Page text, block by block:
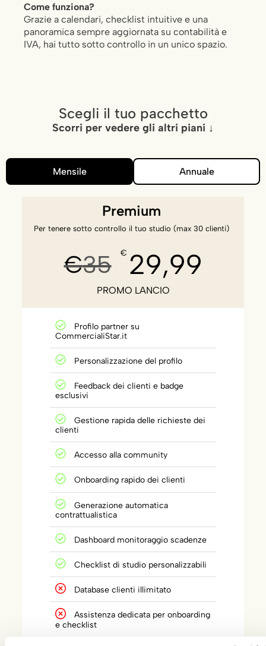
Come funziona?
Grazie a calendari, checklist intuitive e una
panoramica sempre aggiornata su contabilità e
IVA, hai tutto sotto controllo in un unico spazio.
Scegli il tuo pacchetto
Scorri per vedere gli altri piani ↓
Mensile Annuale
Premium
Per tenere sotto controllo il tuo studio (max 30 clienti)
€35 € 29,99
PROMO LANCIO
Profilo partner su
CommercialiStar.it
Personalizzazione del profilo
Feedback dei clienti e badge
esclusivi
Gestione rapida delle richieste dei
clienti
Accesso alla community
Onboarding rapido dei clienti
Generazione automatica
contrattualistica
Dashboard monitoraggio scadenze
Checklist di studio personalizzabili
Database clienti illimitato
Assistenza dedicata per onboarding
e checklist